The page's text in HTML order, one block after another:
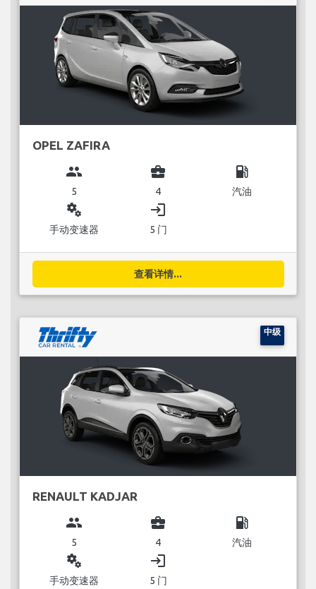
OPEL ZAFIRA
group
5
business_center
4
local_gas_station
汽油
miscellaneous_services
手动变速器
login
5 门
查看详情...
中级
RENAULT KADJAR
group
5
business_center
4
local_gas_station
汽油
miscellaneous_services
手动变速器
login
5 门